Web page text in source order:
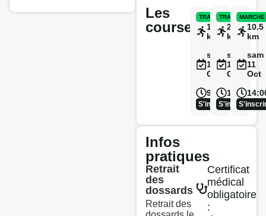
Les
courses
TRAIL
10.5
km
sam
11
Oct
9:00
S'inscrire
TRAIL
21
km
sam
11
Oct
10:30
S'inscrire
MARCHE
10.5
km
sam
11
Oct
Infos
pratiques
Retrait
des
dossards
Retrait des
Certificat
médical
obligatoire
: